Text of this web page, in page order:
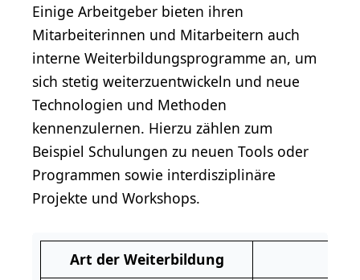
Einige Arbeitgeber bieten ihren
Mitarbeiterinnen und Mitarbeitern auch
interne Weiterbildungsprogramme an, um
sich stetig weiterzuentwickeln und neue
Technologien und Methoden
kennenzulernen. Hierzu zählen zum
Beispiel Schulungen zu neuen Tools oder
Programmen sowie interdisziplinäre
Projekte und Workshops.
Art der Weiterbildung